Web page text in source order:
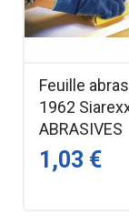
Feuille
1962
ABRASIVES
1,03 €